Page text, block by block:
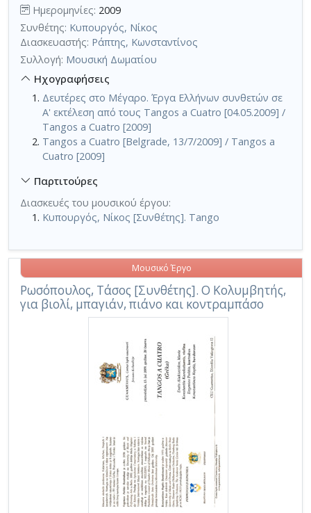
Ημερομηνίες: 2009
Συνθέτης: Κυπουργός, Νίκος
Διασκευαστής: Ράπτης, Κωνσταντίνος
Συλλογή: Μουσική Δωματίου
Ηχογραφήσεις
Δευτέρες στο Μέγαρο. Έργα Ελλήνων συνθετών σε
Α' εκτέλεση από τους Tangos a Cuatro [04.05.2009] /
Tangos a Cuatro [2009]
Tangos a Cuatro [Belgrade, 13/7/2009] / Tangos a
Cuatro [2009]
Παρτιτούρες
Διασκευές του μουσικού έργου:
Κυπουργός, Νίκος [Συνθέτης]. Tango
Ρωσόπουλος, Τάσος [Συνθέτης]. Ο Κολυμβητής,
για βιολί, μπαγιάν, πιάνο και κοντραμπάσο
Μουσικό Έργο